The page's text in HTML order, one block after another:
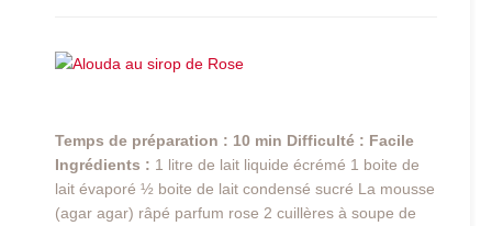
Temps de préparation : 10 min Difficulté : Facile
Ingrédients : 1 litre de lait liquide écrémé 1 boite de
lait évaporé ½ boite de lait condensé sucré La mousse
(agar agar) râpé parfum rose 2 cuillères à soupe de